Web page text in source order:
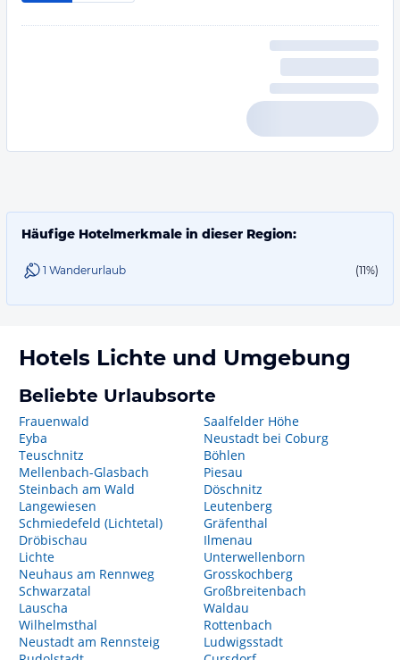
Häufige Hotelmerkmale in dieser Region:
1 Wanderurlaub (11%)
Hotels Lichte und Umgebung
Beliebte Urlaubsorte
Frauenwald
Eyba
Teuschnitz
Mellenbach-Glasbach
Steinbach am Wald
Langewiesen
Schmiedefeld (Lichtetal)
Dröbischau
Lichte
Neuhaus am Rennweg
Schwarzatal
Lauscha
Wilhelmsthal
Neustadt am Rennsteig
Saalfelder Höhe
Neustadt bei Coburg
Böhlen
Piesau
Döschnitz
Leutenberg
Gräfenthal
Ilmenau
Unterwellenborn
Grosskochberg
Großbreitenbach
Waldau
Rottenbach
Ludwigsstadt